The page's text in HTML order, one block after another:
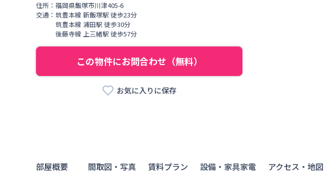
住所： 福岡県飯塚市川津405-6
交通： 筑豊本線 新飯塚駅 徒歩23分
筑豊本線 浦田駅 徒歩30分
後藤寺線 上三緒駅 徒歩57分
この物件にお問合わせ（無料）
お気に入りに保存
部屋概要 間取図・写真 賃料プラン 設備・家具家電 アクセス・地図